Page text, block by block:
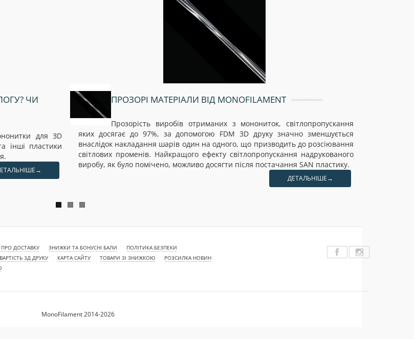
ЧИ
для ЗD
інші пластики
ПРОЗОРІ МАТЕРІАЛИ ВІД MONOFILAMENT
Прозорість виробів отриманих з монониток, світлопропускання
яких досягає до 97%, за допомогою FDM 3D друку значно зменшується
внаслідок накладання шарів один на одного, що призводить до розсіювання
світлових променів. Найкращого ефекту світлопропускання надрукованого
виробу, як було помічено, можливо досягти після постачання SAN пластику.
ДЕТАЛЬНІШЕ→
ПРО ДОСТАВКУ ЗНИЖКИ ТА БОНУСНІ БАЛИ
ПОЛІТИКА БЕЗПЕКИ
ВАРТІСТЬ 3Д ДРУКУ КАРТА САЙТУ ТОВАРИ ЗІ ЗНИЖКОЮ
РОЗСИЛКА НОВИН
MonoFilament 2014-2026